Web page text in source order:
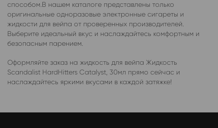
способом.В нашем каталоге представлены только
оригинальные одноразовые электронные сигареты и
жидкости для вейпа от проверенных производителей.
Выберите идеальный вкус и наслаждайтесь комфортным и
безопасным парением.
Оформляйте заказ на жидкость для вейпа Жидкость
Scandalist HardHitters Catalyst, 30мл прямо сейчас и
наслаждайтесь яркими вкусами в каждой затяжке!